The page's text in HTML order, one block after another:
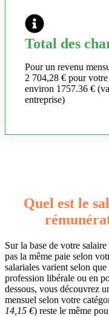
Total des
Pour un revenu
2 704,28 € pour
environ 1757.36 €
entreprise)
Quel est le
Sur la base de votre
pas la même paie selon
salariales varient selon
profession libérale ou en
dessous, vous découvrez
mensuel selon votre
14,15 €) reste le même